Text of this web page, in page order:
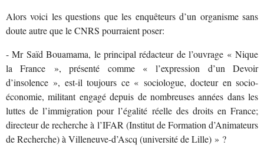
Alors voici les questions que les enquêteurs d’un organisme sans
doute autre que le CNRS pourraient poser:
- Mr Saïd Bouamama, le principal rédacteur de l’ouvrage « Nique
la France », présenté comme « l’expression d’un Devoir
d’insolence », est-il toujours ce « sociologue, docteur en socio-
économie, militant engagé depuis de nombreuses années dans les
luttes de l’immigration pour l’égalité réelle des droits en France;
directeur de recherche à l’IFAR (Institut de Formation d’Animateurs
de Recherche) à Villeneuve-d’Ascq (université de Lille) » ?